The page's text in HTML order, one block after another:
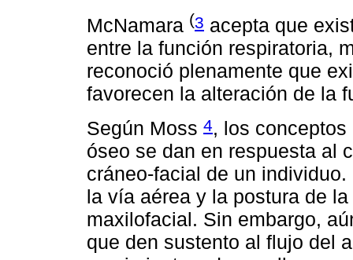
McNamara (3 acepta que
entre la función respiratoria,
reconoció plenamente que
favorecen la alteración de la
Según Moss 4, los
óseo se dan en respuesta al
cráneo-facial de un
la vía aérea y la postura de
maxilofacial. Sin embargo,
que den sustento al flujo del